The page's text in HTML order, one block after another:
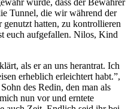
Tunnel, die wir während der
hatten, zu kontrollieren
euch aufgefallen. Nilos, Kind
als er an uns herantrat. Ich
erheblich erleichtert habt.”,
des Redin, den man als
nun vor und erntete